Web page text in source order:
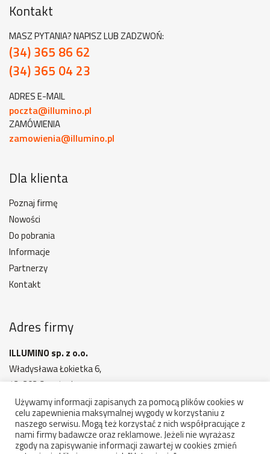
Kontakt
MASZ PYTANIA? NAPISZ LUB ZADZWOŃ:
(34) 365 86 62
(34) 365 04 23
ADRES E-MAIL
poczta@illumino.pl
ZAMÓWIENIA
zamowienia@illumino.pl
Dla klienta
Poznaj firmę
Nowości
Do pobrania
Informacje
Partnerzy
Kontakt
Adres firmy
ILLUMINO sp. z o.o.
Władysława Łokietka 6,
42-202 Częstochowa
MAPA DOJAZDU
Godziny otwarcia: 7:00 - 15:00
Używamy informacji zapisanych za pomocą plików cookies w
celu zapewnienia maksymalnej wygody w korzystaniu z
naszego serwisu. Mogą też korzystać z nich współpracujące z
nami firmy badawcze oraz reklamowe. Jeżeli nie wyrażasz
zgody na zapisywanie informacji zawartej w cookies zmień